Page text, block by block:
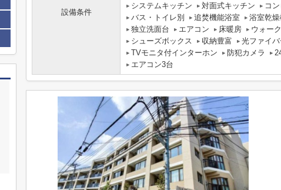
設備条件
システムキッチン
対面式キッチン コ
バス・トイレ別
追焚機能浴室 浴室乾
独立洗面台
エアコン 床暖房 ウォー
シューズボックス
収納豊富 光ファイバ
TVモニタ付インターホン
防犯カメラ
エアコン3台